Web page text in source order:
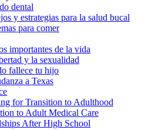
dental
y estrategias para la salud bucal
para comer
importantes de la vida
y la sexualidad
fallece tu hijo
a Texas
for Transition to Adulthood
to Adult Medical Care
After High School